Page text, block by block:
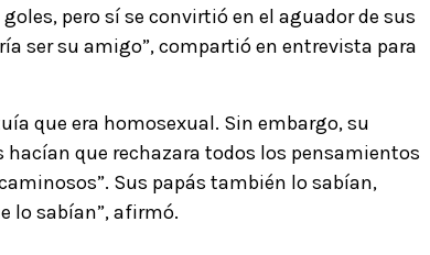
pero sí se convirtió en el aguador de sus
ser su amigo”, compartió en entrevista para
que era homosexual. Sin embargo, su
que rechazara todos los pensamientos
Sus papás también lo sabían,
lo sabían”, afirmó.